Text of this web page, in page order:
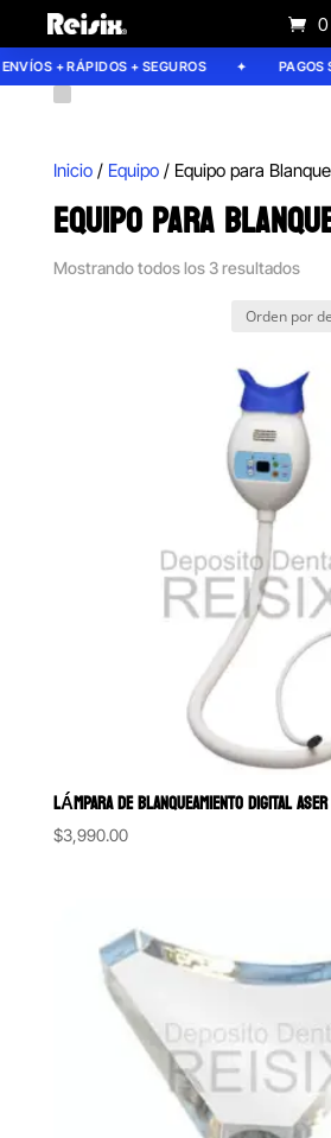
+ RÁPIDOS + SEGUROS PAGOS
Inicio/ Equipo/ Equipo para
EQUIPO PARA
Mostrando todos los 3 resultados
LÁMPARA DE BLANQUEAMIENTO DIGITAL
$3,990.00